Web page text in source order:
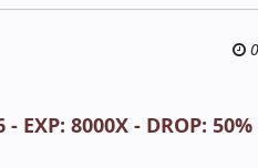
8000X - DROP: 50%